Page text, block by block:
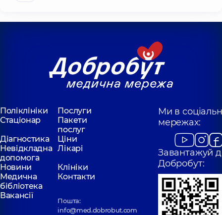
Поліклініки
Послуги
Стаціонар
Пакети
послуг
Діагностика
Ціни
Невідкладна
допомога
Лікарі
Новини
Клініки
Медична
бібліотека
Контакти
Вакансії
Пошта:
info@med.dobrobut.com
Ми в
мережах:
Завантажуй
Добробут: